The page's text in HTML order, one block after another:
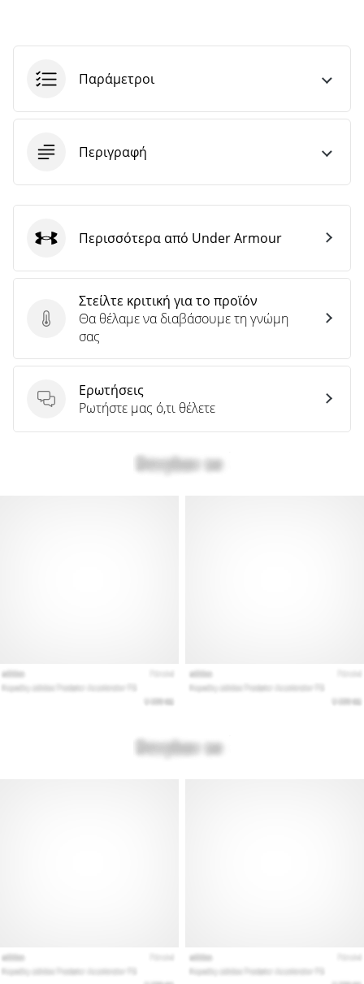
Παράμετροι
Περιγραφή
Στείλτε κριτική για το προϊόν
Στείλτε κριτική για το προϊόν
Θα θέλαμε να διαβάσουμε τη γνώμη
σας
Ερωτήσεις
Ερωτήσεις
Ρωτήστε μας ό,τι θέλετε
Under Armour
Περισσότερα από Under Armour